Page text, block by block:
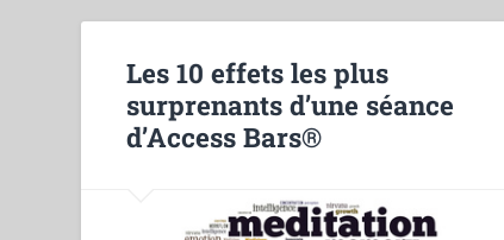
Les 10 effets les plus
surprenants d’une séance
d’Access Bars®